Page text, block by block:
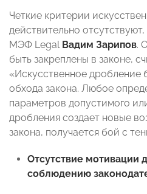
Четкие критерии
действительно
МЭФ Legal Вадим Зарипов.
быть закреплены в законе,
«Искусственное дробление
обхода закона. Любое
параметров допустимого
дробления создает новые
закона, получается бой с
Отсутствие мотивации
соблюдению